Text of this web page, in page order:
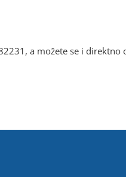
a možete se i direktno